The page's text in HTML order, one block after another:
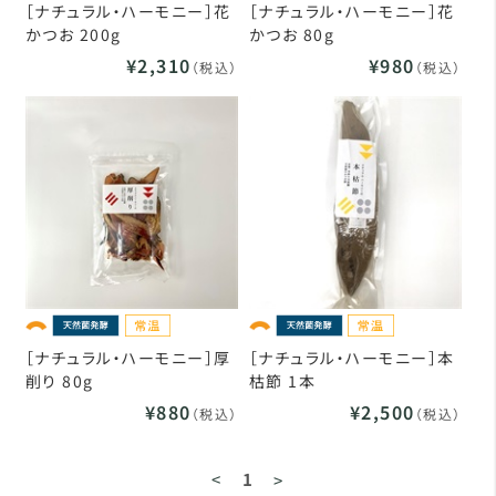
［ナチュラル・ハーモニー］花
かつお 200g
¥2,310 （税込）
［ナチュラル・ハーモニー］花
かつお 80g
¥980 （税込）
［ナチュラル・ハーモニー］厚
削り 80g
¥880 （税込）
［ナチュラル・ハーモニー］本
枯節 1本
¥2,500 （税込）
< 1 >